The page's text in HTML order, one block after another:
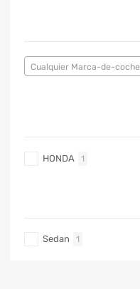
Cualquier Marca-de-coche
HONDA 1
Sedan 1